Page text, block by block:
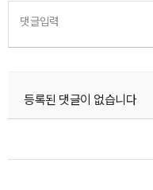
댓글입력
등록된 댓글이 없습니다